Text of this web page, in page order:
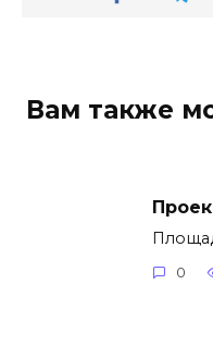
Вам также
0